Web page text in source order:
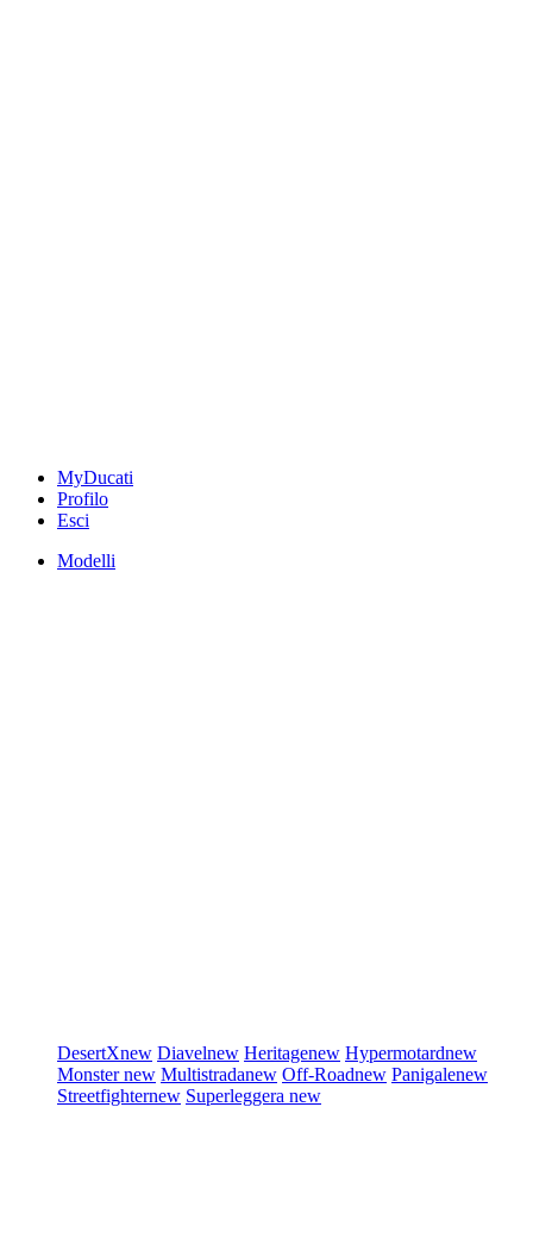
MyDucati
Profilo
Esci
Modelli
DesertXnew Diavelnew Heritagenew Hypermotardnew
Monsternew Multistradanew Off-Roadnew Panigalenew
Streetfighternew Superleggera new